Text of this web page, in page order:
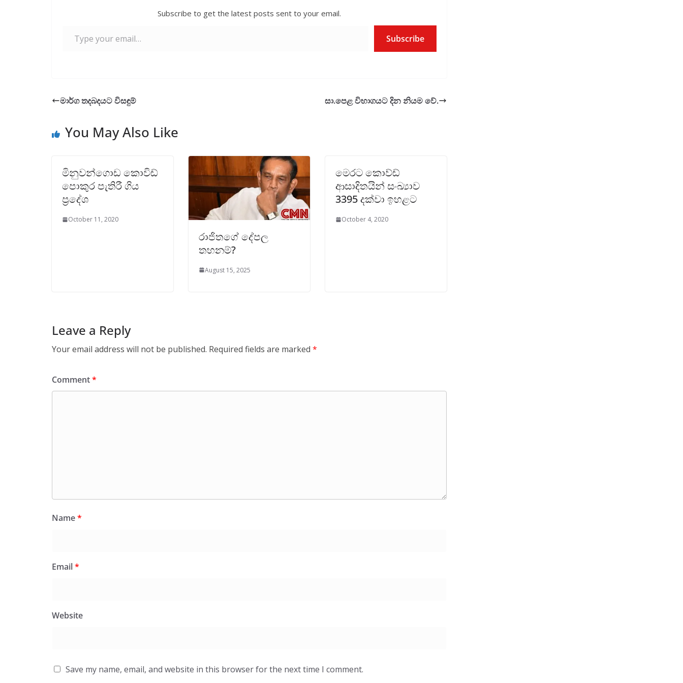
k
Subscribe to get the latest posts sent to your email.
Subscribe
මාර්ග තදබදයට විසඳුම් සා.පෙළ විභාගයට දින නියම වේ.
You May Also Like
මිනුවන්ගොඩ කොවිඩ්
පොකුර පැතිරී ගිය
ප්‍රදේශ
October 11, 2020
රාජිතගේ දේපල
තහනම්?
August 15, 2025
මෙරට කොව්ඩ්
ආසාදිතයින් සංඛ්‍යාව
3395 දක්වා ඉහළට
October 4, 2020
Leave a Reply
Your email address will not be published. Required fields are marked *
Comment*
Name*
Email*
Website
Save my name, email, and website in this browser for the next time I comment.